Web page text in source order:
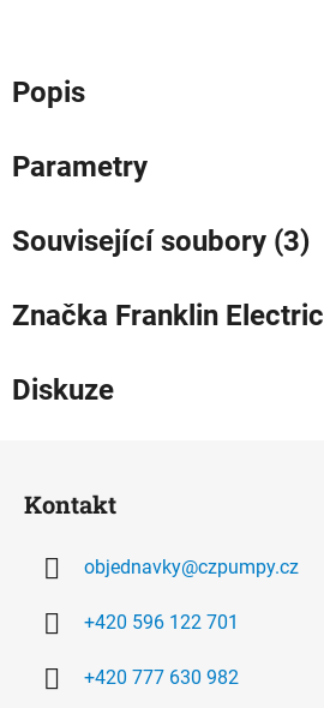
Popis
Parametry
Související soubory (3)
Značka Franklin Electric
Diskuze
Kontakt
objednavky@czpumpy.cz
+420 596 122 701
+420 777 630 982